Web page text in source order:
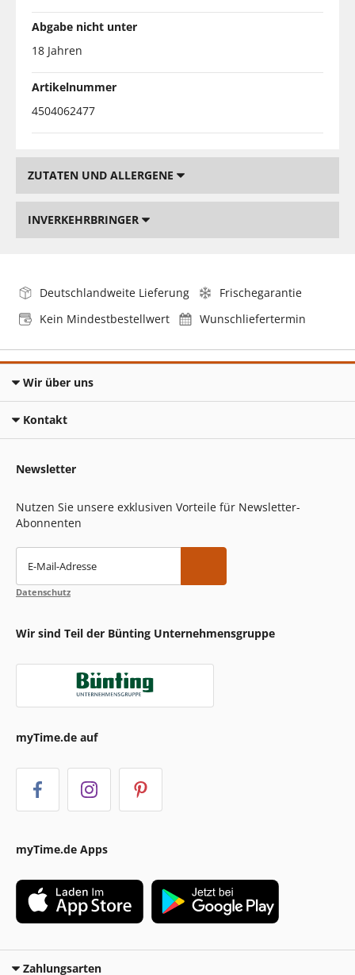
Abgabe nicht unter
18 Jahren
Artikelnummer
4504062477
ZUTATEN UND ALLERGENE
INVERKEHRBRINGER
Deutschlandweite Lieferung
Frischegarantie
Kein Mindestbestellwert
Wunschliefertermin
Wir über uns
Kontakt
Newsletter
Nutzen Sie unsere exklusiven Vorteile für Newsletter-
Abonnenten
E-Mail-Adresse
Datenschutz
Wir sind Teil der Bünting Unternehmensgruppe
myTime.de auf
myTime.de Apps
Zahlungsarten